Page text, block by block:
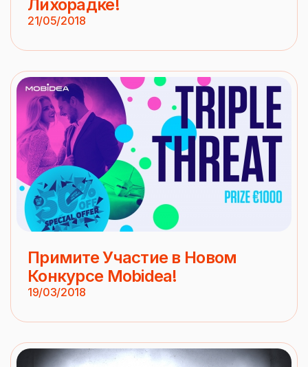
Лихорадке!
21/05/2018
Примите Участие в Новом
Конкурсе Mobidea!
19/03/2018